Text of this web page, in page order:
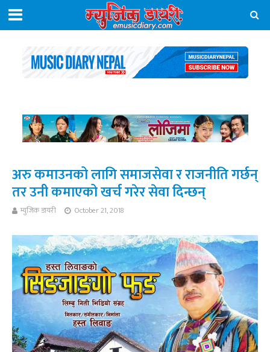
अरु कमाउनको लागि समाजसेवा र राजनीति गर्छन्
तर उनी कमाएको खर्च गरेर सेवा दिन्छन्
म्युजिक डायरी October 21, 2018